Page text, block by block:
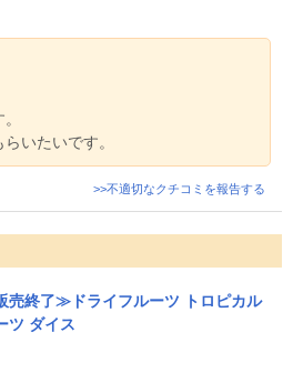
いたいです。
>>不適切なクチコミを報告する
終了≫ドライフルーツ トロピカル
ツ ダイス